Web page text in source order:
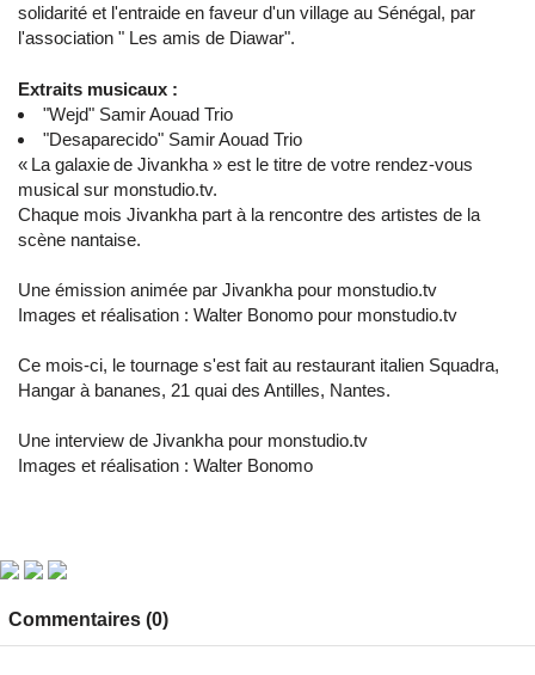
solidarité et l'entraide en faveur d'un village au Sénégal, par
l'association " Les amis de Diawar".
Extraits musicaux :
"Wejd" Samir Aouad Trio
"Desaparecido" Samir Aouad Trio
« La galaxie de Jivankha » est le titre de votre rendez-vous
musical sur monstudio.tv.
Chaque mois Jivankha part à la rencontre des artistes de la
scène nantaise.
Une émission animée par Jivankha pour monstudio.tv
Images et réalisation : Walter Bonomo pour monstudio.tv
Ce mois-ci, le tournage s'est fait au restaurant italien Squadra,
Hangar à bananes, 21 quai des Antilles, Nantes.
Une interview de Jivankha pour monstudio.tv
Images et réalisation : Walter Bonomo
Commentaires (0)